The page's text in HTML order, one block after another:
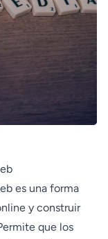
es una forma
y construir
que los